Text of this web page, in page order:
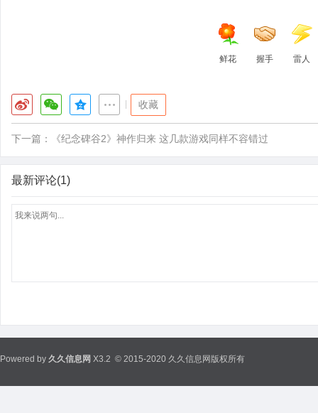
鲜花 握手 雷人
收藏
下一篇： 《纪念碑谷2》神作归来 这几款游戏同样不容错过
最新评论(1)
Powered by 久久信息网 X3.2 © 2015-2020 久久信息网版权所有